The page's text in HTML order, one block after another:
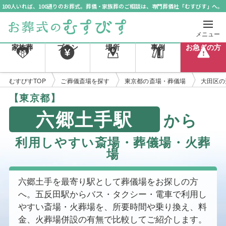
100人いれば、100通りのお葬式。葬儀・家族葬のご相談は、専門葬儀社「むすびす」へ。
メニュー
家族葬 プラン 場所 事例 お急ぎの方
むすびすTOP ご葬儀斎場を探す 東京都の斎場・葬儀場 大田区
【東京都】
六郷土手駅 から
利用しやすい斎場・葬儀場・火葬
場
六郷土手を最寄り駅として葬儀場をお探しの方
へ。五反田駅からバス・タクシー・電車で利用し
やすい斎場・火葬場を、所要時間や乗り換え、料
金、火葬場併設の有無で比較してご紹介します。